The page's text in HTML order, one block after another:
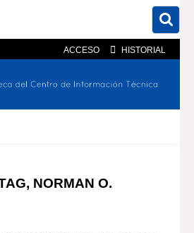
ACCESO HISTORIAL
catálogo En el sitio
NORMAN O.